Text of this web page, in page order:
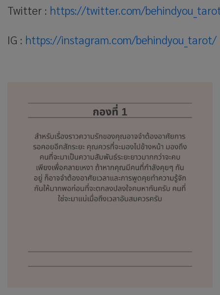
Twitter : https://twitter.com/
IG : https://instagram.com/behindyou_tarot/